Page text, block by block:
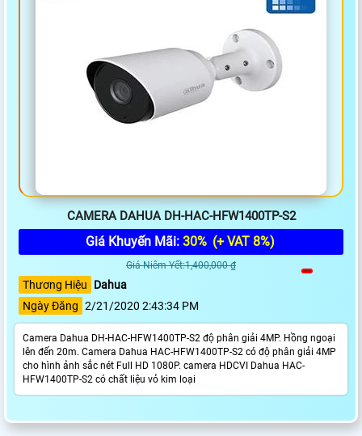
CAMERA DAHUA DH-HAC-HFW1400TP-S2
Giá Khuyến Mãi: 30% (+ VAT 8%)
Giá Niêm Yết:1,400,000 ₫
Thương Hiệu
Dahua
Ngày Đăng 2/21/2020 2:43:34 PM
Camera Dahua DH-HAC-HFW1400TP-S2 độ phân giải 4MP. Hồng ngoại
lên đến 20m. Camera Dahua HAC-HFW1400TP-S2 có độ phân giải 4MP
cho hình ảnh sắc nét Full HD 1080P. camera HDCVI Dahua HAC-
HFW1400TP-S2 có chất liệu vỏ kim loại